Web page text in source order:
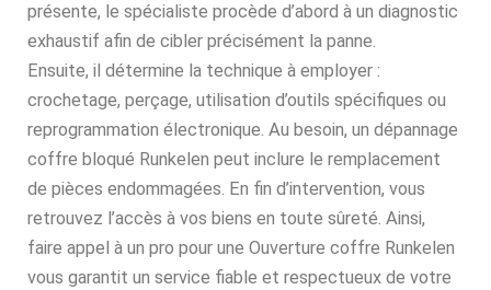
présente, le spécialiste procède d’abord à un diagnostic
exhaustif afin de cibler précisément la panne.
Ensuite, il détermine la technique à employer :
crochetage, perçage, utilisation d’outils spécifiques ou
reprogrammation électronique. Au besoin, un dépannage
coffre bloqué Runkelen peut inclure le remplacement
de pièces endommagées. En fin d’intervention, vous
retrouvez l’accès à vos biens en toute sûreté. Ainsi,
faire appel à un pro pour une Ouverture coffre Runkelen
vous garantit un service fiable et respectueux de votre